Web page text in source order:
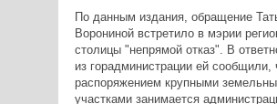
По данным издания, обращение
Ворониной встретило в мэрии
столицы "непрямой отказ". В
из горадминистрации ей сообщили,
распоряжением крупными
участками занимается